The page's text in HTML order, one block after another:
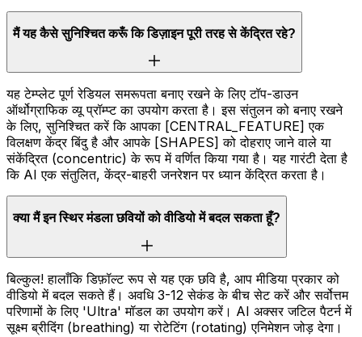
मैं यह कैसे सुनिश्चित करूँ कि डिज़ाइन पूरी तरह से केंद्रित रहे?
यह टेम्प्लेट पूर्ण रेडियल समरूपता बनाए रखने के लिए टॉप-डाउन
ऑर्थोग्राफिक व्यू प्रॉम्प्ट का उपयोग करता है। इस संतुलन को बनाए रखने
के लिए, सुनिश्चित करें कि आपका [CENTRAL_FEATURE] एक
विलक्षण केंद्र बिंदु है और आपके [SHAPES] को दोहराए जाने वाले या
संकेंद्रित (concentric) के रूप में वर्णित किया गया है। यह गारंटी देता है
कि AI एक संतुलित, केंद्र-बाहरी जनरेशन पर ध्यान केंद्रित करता है।
क्या मैं इन स्थिर मंडला छवियों को वीडियो में बदल सकता हूँ?
बिल्कुल! हालाँकि डिफ़ॉल्ट रूप से यह एक छवि है, आप मीडिया प्रकार को
वीडियो में बदल सकते हैं। अवधि 3-12 सेकंड के बीच सेट करें और सर्वोत्तम
परिणामों के लिए 'Ultra' मॉडल का उपयोग करें। AI अक्सर जटिल पैटर्न में
सूक्ष्म ब्रीदिंग (breathing) या रोटेटिंग (rotating) एनिमेशन जोड़ देगा।